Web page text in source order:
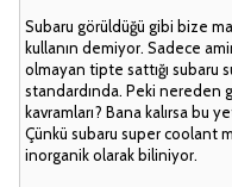
Subaru görüldüğü gibi bize
kullanın demiyor. Sadece
olmayan tipte sattığı subaru
standardında. Peki nereden
kavramları? Bana kalırsa bu
Çünkü subaru super coolant
inorganik olarak biliniyor.